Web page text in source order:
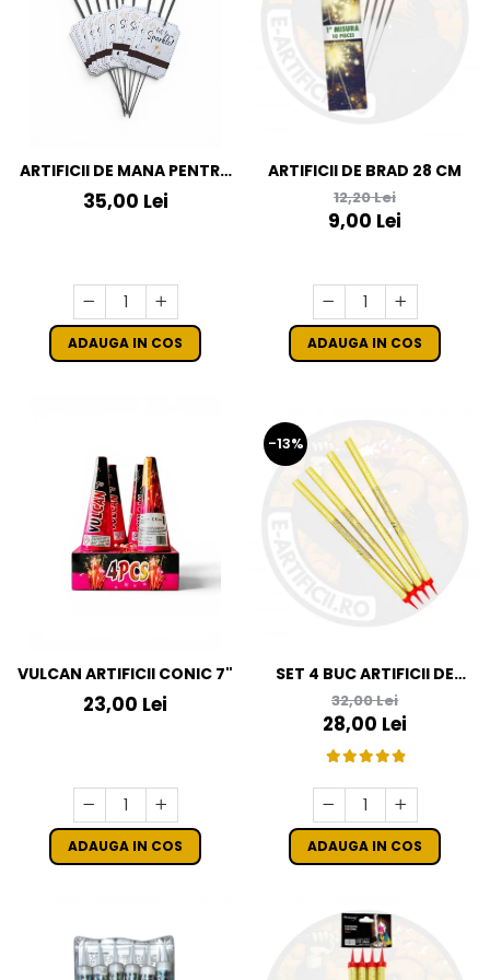
ARTIFICII DE MANA PENTRU
NUNTA LET LOVE SPARKLE -
10 BUCATI
35,00 Lei
ADAUGA IN COS
ARTIFICII DE BRAD 28 CM
12,20 Lei
9,00 Lei
ADAUGA IN COS
VULCAN ARTIFICII CONIC 7"
23,00 Lei
ADAUGA IN COS
-13%
SET 4 BUC ARTIFICII DE
TORT 30 CM - 120 SECUNDE
32,00 Lei
28,00 Lei
ADAUGA IN COS